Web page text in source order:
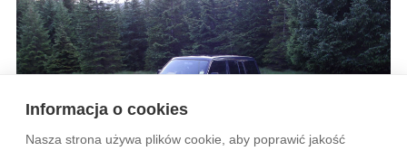
Informacja o cookies
Nasza strona używa plików cookie, aby poprawić jakość